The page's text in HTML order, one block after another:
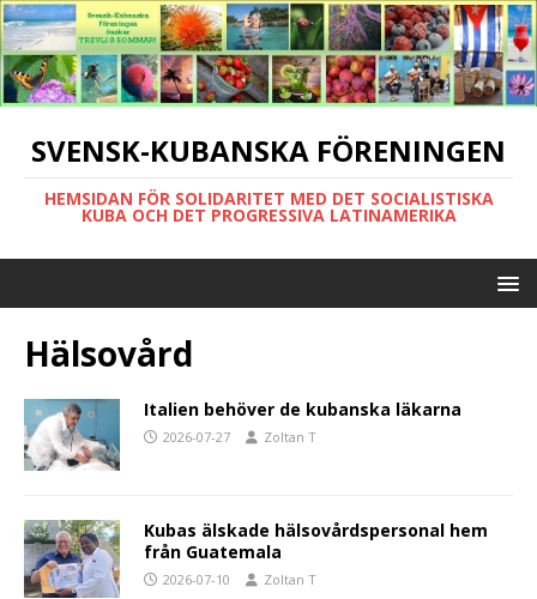
SVENSK-KUBANSKA FÖRENINGEN
HEMSIDAN FÖR SOLIDARITET MED DET SOCIALISTISKA
KUBA OCH DET PROGRESSIVA LATINAMERIKA
Hälsovård
Italien behöver de kubanska läkarna
2026-07-27 Zoltan T
Kubas älskade hälsovårdspersonal hem
från Guatemala
2026-07-10 Zoltan T